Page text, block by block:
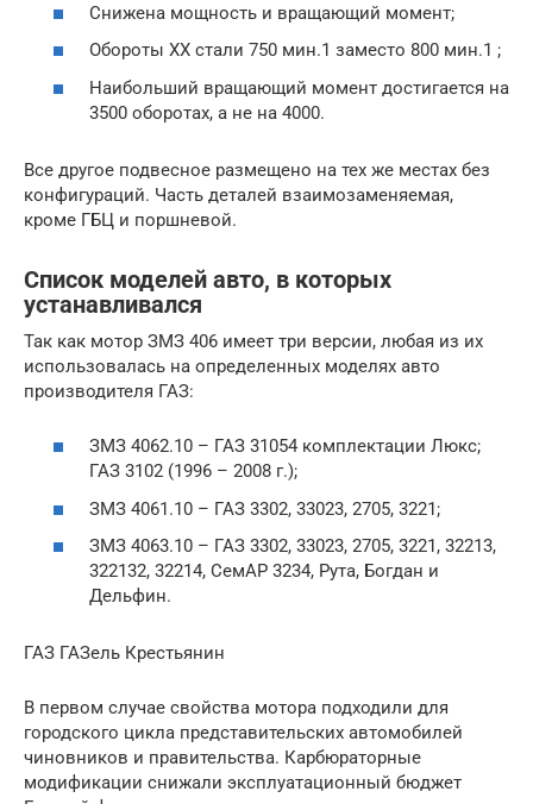
Снижена мощность и вращающий момент;
Обороты ХХ стали 750 мин.1 заместо 800 мин.1 ;
Наибольший вращающий момент достигается на
3500 оборотах, а не на 4000.
Все другое подвесное размещено на тех же местах без
конфигураций. Часть деталей взаимозаменяемая,
кроме ГБЦ и поршневой.
Список моделей авто, в которых
устанавливался
Так как мотор ЗМЗ 406 имеет три версии, любая из их
использовалась на определенных моделях авто
производителя ГАЗ:
ЗМЗ 4062.10 – ГАЗ 31054 комплектации Люкс;
ГАЗ 3102 (1996 – 2008 г.);
ЗМЗ 4061.10 – ГАЗ 3302, 33023, 2705, 3221;
ЗМЗ 4063.10 – ГАЗ 3302, 33023, 2705, 3221, 32213,
322132, 32214, СемАР 3234, Рута, Богдан и
Дельфин.
ГАЗ ГАЗель Крестьянин
В первом случае свойства мотора подходили для
городского цикла представительских автомобилей
чиновников и правительства. Карбюраторные
модификации снижали эксплуатационный бюджет